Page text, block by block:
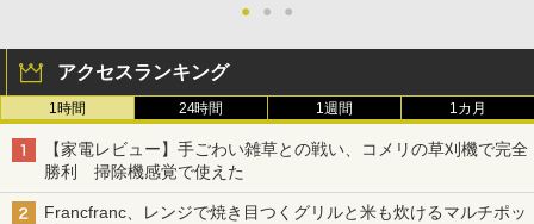
● ● ●
アクセスランキング
1時間 24時間 1週間 1カ月
【家電レビュー】手ごわい雑草との戦い、コメリの草刈機で完全
勝利 掃除機感覚で使えた
Francfranc、レンジで焼き目つくグリルと米も炊けるマルチポッ